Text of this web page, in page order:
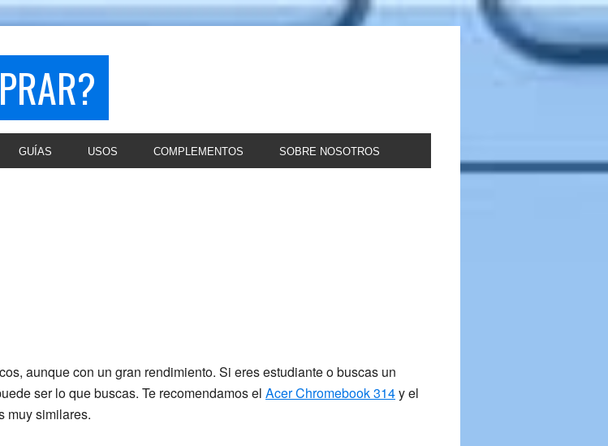
GUÍAS USOS COMPLEMENTOS SOBRE NOSOTROS
aunque con un gran rendimiento. Si eres estudiante o buscas un
ser lo que buscas. Te recomendamos el Acer Chromebook 314y el
muy similares.